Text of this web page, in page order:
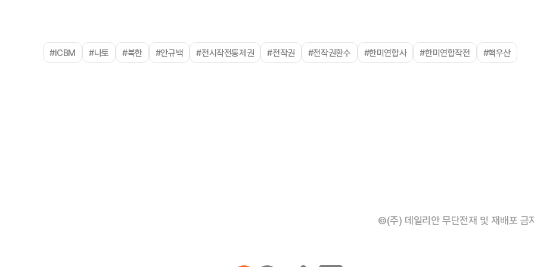
#ICBM #나토 #북한 #안규백 #전시작전통제권 #전작권 #전작권환수 #한미연합사 #한미연합작전 #핵우산
©(주) 데일리안 무단전재 및 재배포 금